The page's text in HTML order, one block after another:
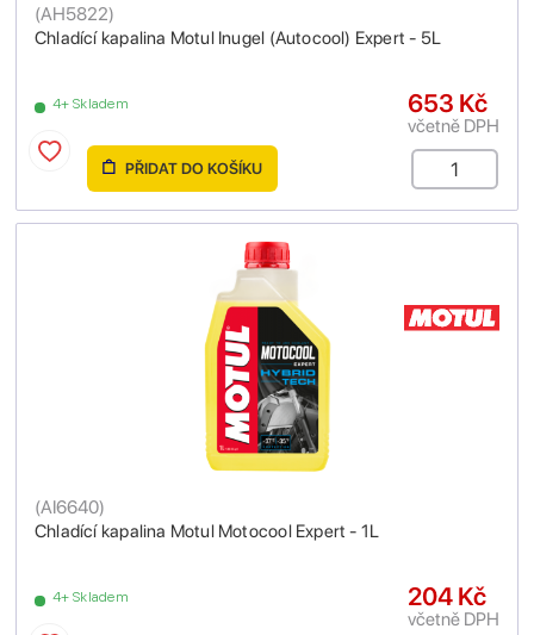
Chladící kapalina Motul Inugel (Autocool) Expert - 5L
(AH5822)
4+ Skladem 653 Kč
včetně DPH
PŘIDAT DO KOŠÍKU
Chladící kapalina Motul Motocool Expert - 1L
(AI6640)
4+ Skladem 204 Kč
včetně DPH